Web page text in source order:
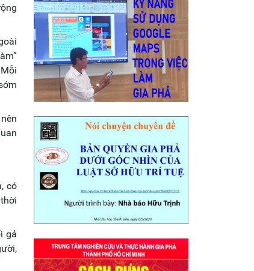
có
gả